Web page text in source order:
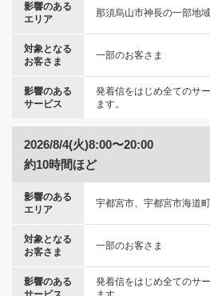
影響のある
エリア
那須烏山市神長の一部地域
対象となる
お客さま
一部のお客さま
影響のある
サービス
発着信をはじめ全てのサ
ます。
2026/8/4(火)8:00〜20:00
約10時間ほど
影響のある
エリア
宇都宮市、宇都宮市海道
対象となる
お客さま
一部のお客さま
影響のある
発着信をはじめ全てのサ